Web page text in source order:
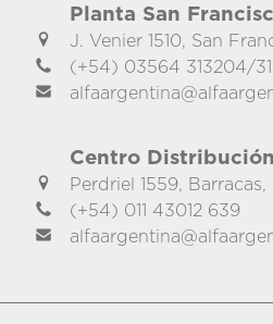
Planta San
J. Venier 1510, San
(+54) 03564 313204/
Centro
Perdriel 1559,
(+54) 011 43012 639